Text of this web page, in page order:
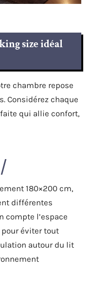
size idéal
chambre repose
Considérez chaque
qui allie confort,
180×200 cm,
différentes
compte l’espace
éviter tout
autour du lit